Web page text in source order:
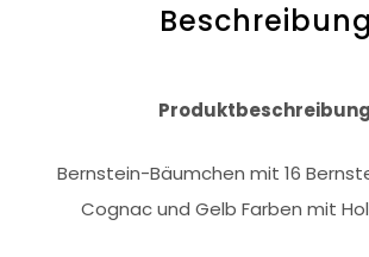
Beschreibung
Bernstein-Bäumchen mit 16
Cognac und Gelb Farben mit